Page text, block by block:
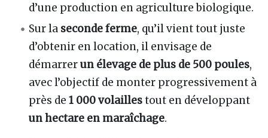
d’une production en agriculture biologique.
Sur la seconde ferme, qu’il vient tout juste
d’obtenir en location, il envisage de
démarrerun élevage de plus de 500 poules,
avec l’objectif de monter progressivement à
près de1 000 volaillestout en développant
un hectare en maraîchage.